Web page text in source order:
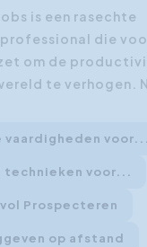
is een rasechte
die
om de
te verhogen.
vaardigheden voor...
technieken voor...
Prospecteren
op afstand